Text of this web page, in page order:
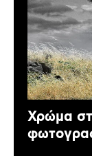
Χρώμα